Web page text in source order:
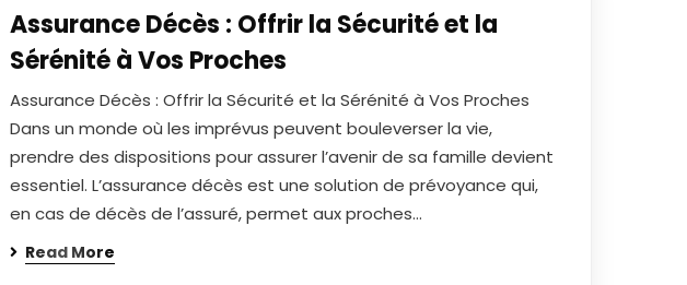
Assurance Décès : Offrir la Sécurité et la
Sérénité à Vos Proches
Assurance Décès : Offrir la Sécurité et la Sérénité à Vos Proches
Dans un monde où les imprévus peuvent bouleverser la vie,
prendre des dispositions pour assurer l’avenir de sa famille devient
essentiel. L’assurance décès est une solution de prévoyance qui,
en cas de décès de l’assuré, permet aux proches…
Read More